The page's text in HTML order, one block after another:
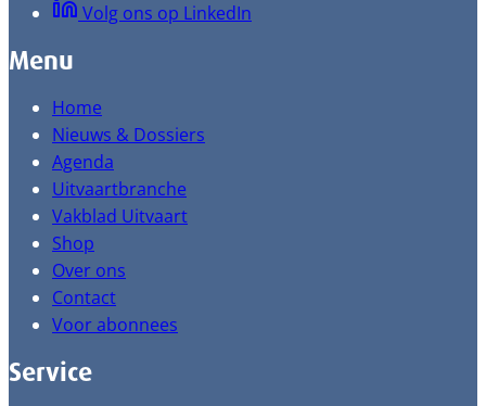
Volg ons op LinkedIn
Menu
Home
Nieuws & Dossiers
Agenda
Uitvaartbranche
Vakblad Uitvaart
Shop
Over ons
Contact
Voor abonnees
Service